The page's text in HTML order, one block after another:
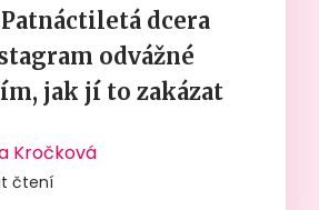
dcera
odvážné
jak jí to zakázat
Kročková
čtení